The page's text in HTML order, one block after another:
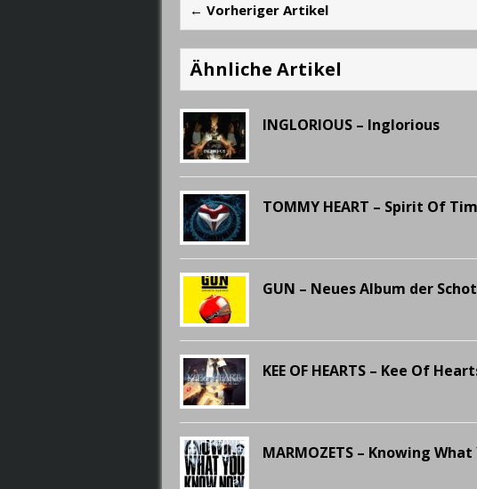
← Vorheriger Artikel
Ähnliche Artikel
INGLORIOUS – Inglorious
TOMMY HEART – Spirit Of
GUN – Neues Album der
KEE OF HEARTS – Kee Of
MARMOZETS – Knowing